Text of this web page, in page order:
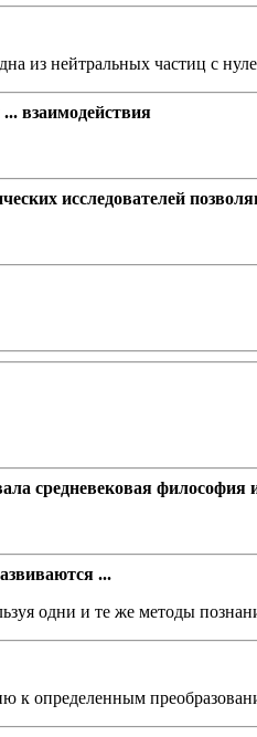
из нейтральных частиц с
взаимодействия
исследователей
средневековая философия
...
одни и те же методы
к определенным